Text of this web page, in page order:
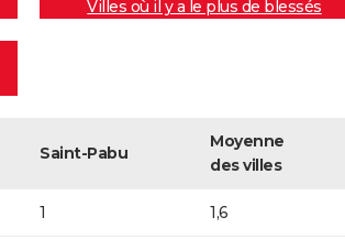
Villes où il y a le plus de blessés
Saint-Pabu
Moyenne
des villes
1 1,6